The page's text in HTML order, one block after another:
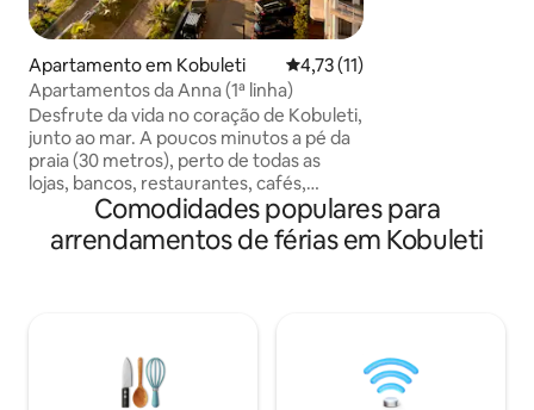
Apartamento em Kobuleti Classificação média de 4,73
4,73 (11)
Apartamentos da Anna (1ª linha)
Desfrute da vida no coração de Kobuleti,
junto ao mar. A poucos minutos a pé da
praia (30 metros), perto de todas as
lojas, bancos, restaurantes, cafés,
entretenimento, mercado, praça com
fontes, etc. Por um lado, é o centro, por
outro lado há um belo passeio e a praia.
dobrável na sala de estar. O
apartamento tem 2 varandas: pequenas
totalmente este
Comodidades populares para
arrendamentos de férias em Kobuleti